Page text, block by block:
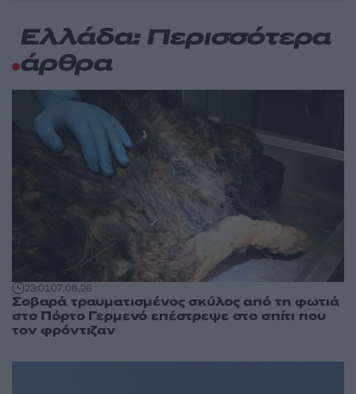
Ελλάδα: Περισσότερα
άρθρα
23:0107.08.26
Σοβαρά τραυματισμένος σκύλος από τη φωτιά
στο Πόρτο Γερμενό επέστρεψε στο σπίτι που
τον φρόντιζαν